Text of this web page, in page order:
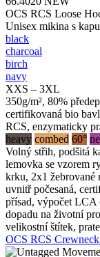
OCS RCS Loose
Unisex mikina s
black
charcoal
birch
navy
XXS – 3XL
350g/m², 80%
certifikovaná bio
RCS, enzymaticky
heavy combed 60°
Volný střih, podšitá
lemovka se vzorem
krku, 2x1 žebrované
uvnitř počesaná,
přísad, výpočet LCA
dopadu na životní
velikostní štítek,
OCS RCS